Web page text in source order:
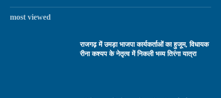
most viewed
राजगढ़ में उमड़ा भाजपा कार्यकर्ताओं का हुजूम, विधायक
रीना कश्यप के नेतृत्व में निकली भव्य तिरंगा यात्रा